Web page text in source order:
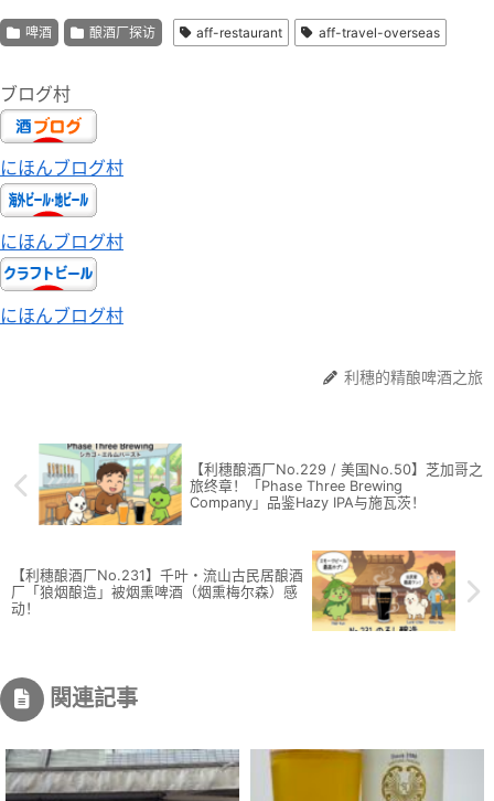
啤酒 酿酒厂探访 aff-restaurant aff-travel-overseas
ブログ村
にほんブログ村
にほんブログ村
にほんブログ村
利穗的精酿啤酒之旅
【利穗酿酒厂No.229 / 美国No.50】芝加哥之
旅终章！「Phase Three Brewing
Company」品鉴Hazy IPA与施瓦茨！
【利穗酿酒厂No.231】千叶・流山古民居酿酒
厂「狼烟酿造」被烟熏啤酒（烟熏梅尔森）感
动！
関連記事